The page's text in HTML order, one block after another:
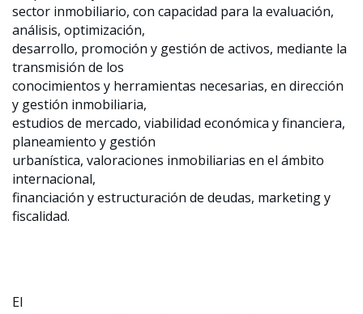
sector inmobiliario, con capacidad para la evaluación,
análisis, optimización,
desarrollo, promoción y gestión de activos, mediante la
transmisión de los
conocimientos y herramientas necesarias, en dirección
y gestión inmobiliaria,
estudios de mercado, viabilidad económica y financiera,
planeamiento y gestión
urbanística, valoraciones inmobiliarias en el ámbito
internacional,
financiación y estructuración de deudas, marketing y
fiscalidad.
El